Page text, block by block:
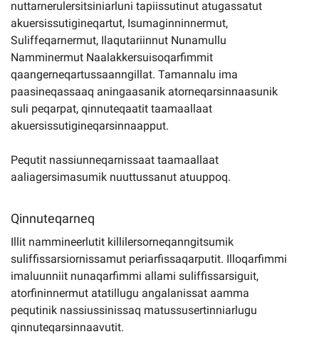
nuttarnerulersitsiniarluni tapiissutinut atugassatut
akuersissutigineqartut, Isumaginninnermut,
Suliffeqarnermut, Ilaqutariinnut Nunamullu
Namminermut Naalakkersuisoqarfimmit
qaangerneqartussaanngillat. Tamannalu ima
paasineqassaaq aningaasanik atorneqarsinnaasunik
suli peqarpat, qinnuteqaatit taamaallaat
akuersissutigineqarsinnaapput.
Pequtit nassiunneqarnissaat taamaallaat
aaliagersimasumik nuuttussanut atuuppoq.
Qinnuteqarneq
Illit nammineerlutit killilersorneqanngitsumik
suliffissarsiornissamut periarfissaqarputit. Illoqarfimmi
imaluunniit nunaqarfimmi allami suliffissarsiguit,
atorfininnermut atatillugu angalanissat aamma
pequtinik nassiussinissaq matussusertinniarlugu
qinnuteqarsinnaavutit.